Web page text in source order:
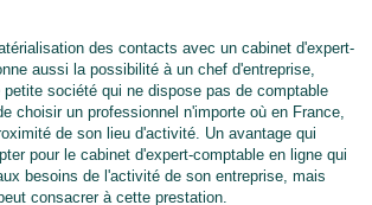
des contacts avec un cabinet d'expert-
aussi la possibilité à un chef d'entreprise,
société qui ne dispose pas de comptable
choisir un professionnel n'importe où en France,
de son lieu d'activité. Un avantage qui
pour le cabinet d'expert-comptable en ligne qui
besoins de l'activité de son entreprise, mais
consacrer à cette prestation.